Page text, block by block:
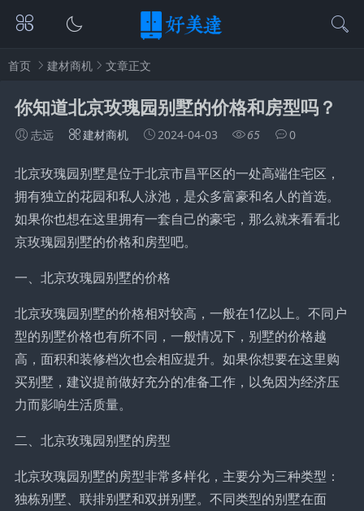
首页 建材商机 文章正文
你知道北京玫瑰园别墅的价格和房型吗？
志远 建材商机 2024-04-03 65 0
北京玫瑰园别墅是位于北京市昌平区的一处高端住宅区，
拥有独立的花园和私人泳池，是众多富豪和名人的首选。
如果你也想在这里拥有一套自己的豪宅，那么就来看看北
京玫瑰园别墅的价格和房型吧。
一、北京玫瑰园别墅的价格
北京玫瑰园别墅的价格相对较高，一般在1亿以上。不同户
型的别墅价格也有所不同，一般情况下，别墅的价格越
高，面积和装修档次也会相应提升。如果你想要在这里购
买别墅，建议提前做好充分的准备工作，以免因为经济压
力而影响生活质量。
二、北京玫瑰园别墅的房型
北京玫瑰园别墅的房型非常多样化，主要分为三种类型：
独栋别墅、联排别墅和双拼别墅。不同类型的别墅在面